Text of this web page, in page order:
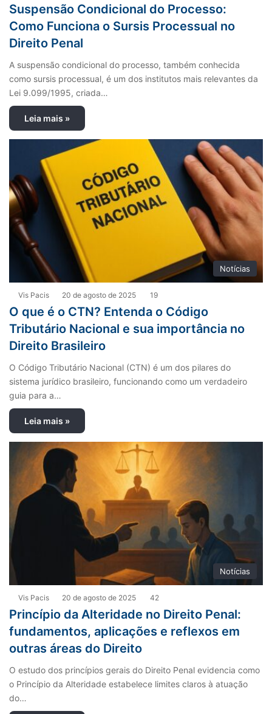
Suspensão Condicional do Processo:
Como Funciona o Sursis Processual no
Direito Penal
A suspensão condicional do processo, também conhecida
como sursis processual, é um dos institutos mais relevantes da
Lei 9.099/1995, criada…
Leia mais »
Notícias
Vis Pacis 20 de agosto de 2025 19
O que é o CTN? Entenda o Código
Tributário Nacional e sua importância no
Direito Brasileiro
O Código Tributário Nacional (CTN) é um dos pilares do
sistema jurídico brasileiro, funcionando como um verdadeiro
guia para a…
Leia mais »
Notícias
Vis Pacis 20 de agosto de 2025 42
Princípio da Alteridade no Direito Penal:
fundamentos, aplicações e reflexos em
outras áreas do Direito
O estudo dos princípios gerais do Direito Penal evidencia como
o Princípio da Alteridade estabelece limites claros à atuação
do…